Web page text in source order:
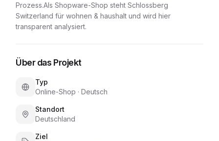
Prozess.Als Shopware-Shop steht Schlossberg
Switzerland für wohnen & haushalt und wird hier
transparent analysiert.
Über das Projekt
Typ
Online-Shop · Deutsch
Standort
Deutschland
Ziel